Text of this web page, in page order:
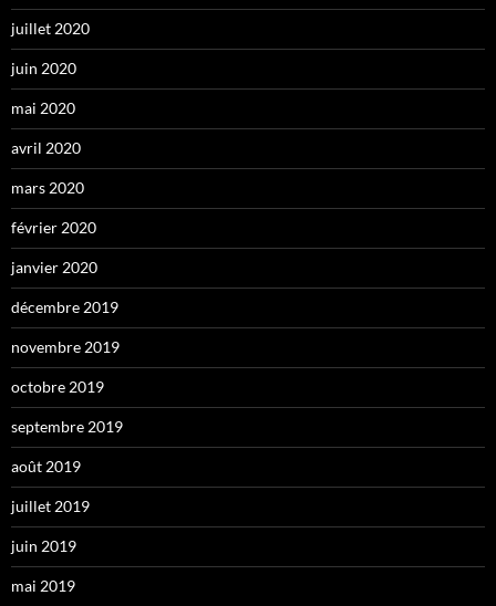
juillet 2020
juin 2020
mai 2020
avril 2020
mars 2020
février 2020
janvier 2020
décembre 2019
novembre 2019
octobre 2019
septembre 2019
août 2019
juillet 2019
juin 2019
mai 2019